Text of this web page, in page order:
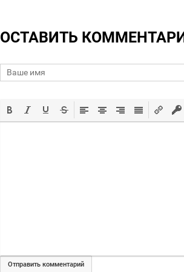
ОСТАВИТЬ
Отправить комментарий